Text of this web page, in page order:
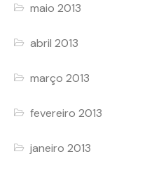
maio 2013
abril 2013
março 2013
fevereiro 2013
janeiro 2013